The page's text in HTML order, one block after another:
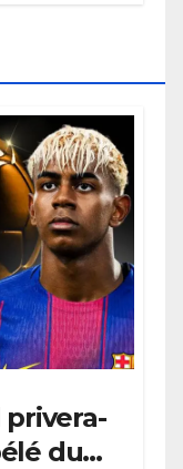
privera-
du